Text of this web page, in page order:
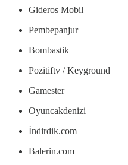
Gideros Mobil
Pembepanjur
Bombastik
Pozitiftv / Keyground
Gamester
Oyuncakdenizi
İndirdik.com
Balerin.com